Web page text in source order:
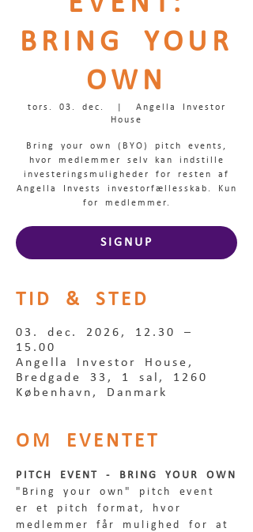
BRING YOUR
OWN
tors. 03. dec.
Angella Investor
House
Bring your own (BYO) pitch events,
hvor medlemmer selv kan indstille
investeringsmuligheder for resten af
Angella Invests investorfællesskab. Kun
for medlemmer.
SIGNUP
TID & STED
03. dec. 2026, 12.30 –
15.00
Angella Investor House,
Bredgade 33, 1 sal, 1260
København, Danmark
OM EVENTET
PITCH EVENT - BRING YOUR OWN
"Bring your own" pitch event
er et pitch format, hvor
medlemmer får mulighed for at